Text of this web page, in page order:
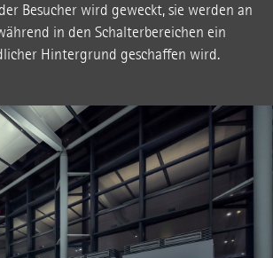
Besucher wird geweckt, sie werden an
in den Schalterbereichen ein
Hintergrund geschaffen wird.